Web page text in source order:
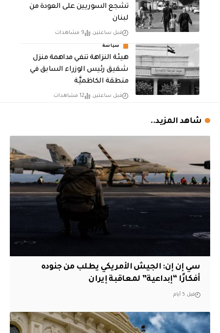
تشجع السوريين على العودة من
لبنان
قبل ساعتين 9 مشاهدات
سياسة
هيئة النزاهة تنفي مداهمة منزل
شقيق رئيس الوزراء السابق في
منطقة الكاظميَّة
قبل ساعتين 12 مشاهدات
شاهد المزيد..
سي إن إن: الجيش الأمريكي يطلب من جنوده
أفكارًا “إبداعية” لمعاقبة إيران
قبل 5 أيام